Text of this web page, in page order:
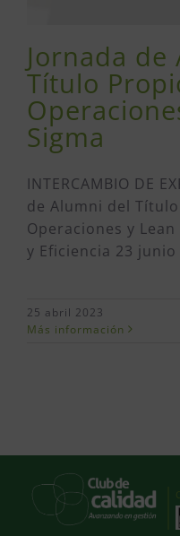
Jornada
Título
Sigma
INTERCAMBIO DE
de Alumni del
Operaciones y
y Eficiencia 23 junio
25 abril 2023
Más información